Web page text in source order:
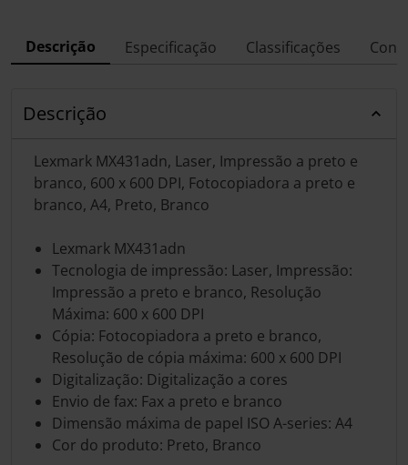
Descrição Especificação Classificações
Descrição
Lexmark MX431adn, Laser, Impressão a preto e
branco, 600 x 600 DPI, Fotocopiadora a preto e
branco, A4, Preto, Branco
Lexmark MX431adn
Tecnologia de impressão: Laser, Impressão:
Impressão a preto e branco, Resolução
Máxima: 600 x 600 DPI
Cópia: Fotocopiadora a preto e branco,
Resolução de cópia máxima: 600 x 600 DPI
Digitalização: Digitalização a cores
Envio de fax: Fax a preto e branco
Dimensão máxima de papel ISO A-series: A4
Cor do produto: Preto, Branco